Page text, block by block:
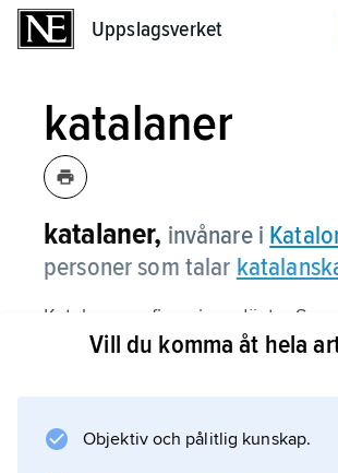
Uppslagsverket
katalaner
katalaner, invånare i
personer som talar
Katalanerna finns i nordöstra
inklusive de baleariska öarna (8
Dessutom finns omfattande
Vill du komma åt hela
Objektiv och pålitlig kunskap.